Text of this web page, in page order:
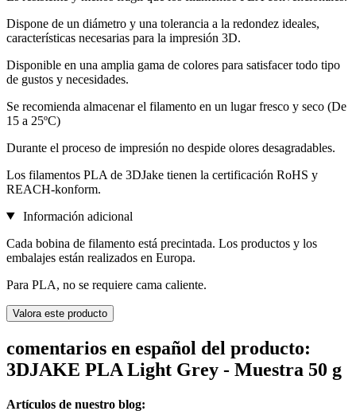
Dispone de un diámetro y una tolerancia a la redondez ideales,
características necesarias para la impresión 3D.
Disponible en una amplia gama de colores para satisfacer todo tipo
de gustos y necesidades.
Se recomienda almacenar el filamento en un lugar fresco y seco (De
15 a 25ºC)
Durante el proceso de impresión no despide olores desagradables.
Los filamentos PLA de 3DJake tienen la certificación RoHS y
REACH-konform.
Información adicional
Cada bobina de filamento está precintada. Los productos y los
embalajes están realizados en Europa.
Para PLA, no se requiere cama caliente.
Valora este producto
comentarios en español del producto:
3DJAKE PLA Light Grey - Muestra 50 g
Artículos de nuestro blog: